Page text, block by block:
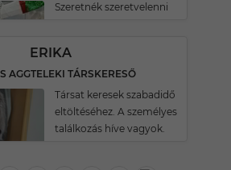
Szeretnék szeretvelenni
ERIKA
AGGTELEKI TÁRSKERESŐ
Társat keresek szabadidő
eltöltéséhez. A személyes
találkozás híve vagyok.